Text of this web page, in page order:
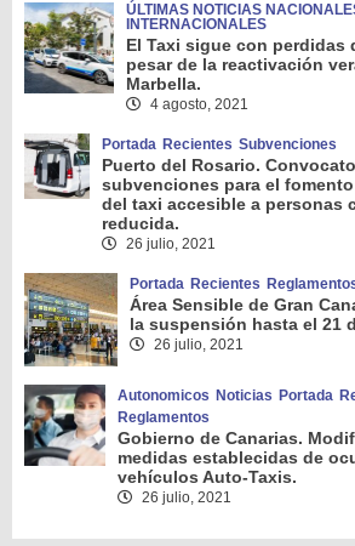
ÚLTIMAS NOTICIAS
INTERNACIONALES
El Taxi sigue con perdidas
pesar de la reactivación
Marbella.
4 agosto, 2021
Portada Recientes Subvenciones
Puerto del Rosario.
subvenciones para el
del taxi accesible a personas
reducida.
26 julio, 2021
Portada Recientes
Área Sensible de Gran
la suspensión hasta el 21
26 julio, 2021
Autonomicos Noticias Portada
Reglamentos
Gobierno de Canarias.
medidas establecidas de
vehículos Auto-Taxis.
26 julio, 2021